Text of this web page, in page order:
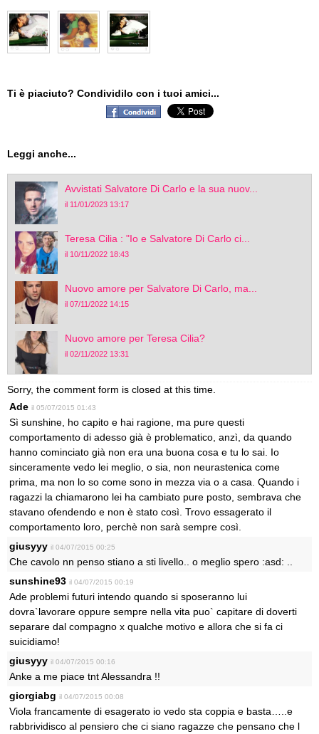
Ti è piaciuto? Condividilo con i tuoi amici...
Leggi anche...
Avvistati Salvatore Di Carlo e la sua nuov...
il 11/01/2023 13:17
Teresa Cilia : "Io e Salvatore Di Carlo ci...
il 10/11/2022 18:43
Nuovo amore per Salvatore Di Carlo, ma...
il 07/11/2022 14:15
Nuovo amore per Teresa Cilia?
il 02/11/2022 13:31
Sorry, the comment form is closed at this time.
Ade il 05/07/2015 01:43
Sì sunshine, ho capito e hai ragione, ma pure questi
comportamento di adesso già è problematico, anzì, da quando
hanno cominciato già non era una buona cosa e tu lo sai. Io
sinceramente vedo lei meglio, o sia, non neurastenica come
prima, ma non lo so come sono in mezza via o a casa. Quando i
ragazzi la chiamarono lei ha cambiato pure posto, sembrava che
stavano ofendendo e non è stato così. Trovo essagerato il
comportamento loro, perchè non sarà sempre così.
giusyyy il 04/07/2015 00:25
Che cavolo nn penso stiano a sti livello.. o meglio spero :asd: ..
sunshine93 il 04/07/2015 00:19
Ade problemi futuri intendo quando si sposeranno lui
dovra`lavorare oppure sempre nella vita puo` capitare di doverti
separare dal compagno x qualche motivo e allora che si fa ci
suicidiamo!
giusyyy il 04/07/2015 00:16
Anke a me piace tnt Alessandra !!
giorgiabg il 04/07/2015 00:08
Viola francamente di esagerato io vedo sta coppia e basta…..e
rabbrividisco al pensiero che ci siano ragazze che pensano che l